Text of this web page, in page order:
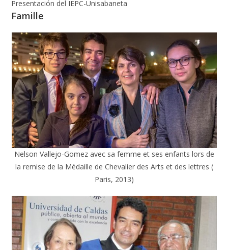
Presentación del IEPC-Unisabaneta
Famille
Nelson Vallejo-Gomez avec sa femme et ses enfants lors de
la remise de la Médaille de Chevalier des Arts et des lettres (
Paris, 2013)